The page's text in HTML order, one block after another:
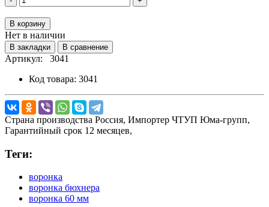
В корзину
Нет в наличии
В закладки В сравнение
Артикул: 3041
Код товара: 3041
Страна производства Россия, Импортер ЧТУП Юма-групп,
Гарантийный срок 12 месяцев,
Теги:
воронка
воронка бюхнера
воронка 60 мм